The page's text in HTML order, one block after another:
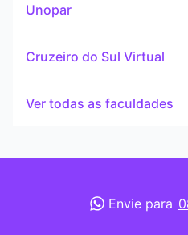
Unopar
Cruzeiro do Sul Virtual
Ver todas as faculdades
Envie para